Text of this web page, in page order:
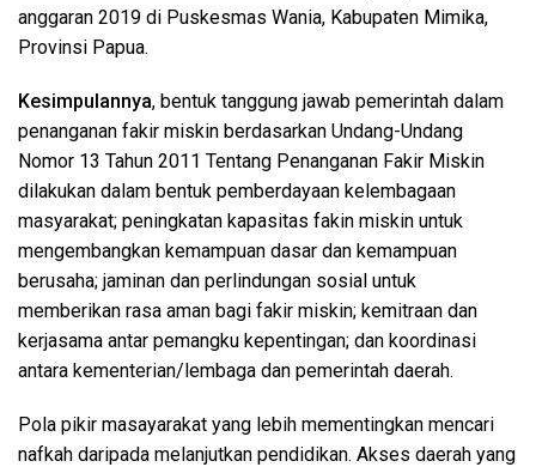
anggaran 2019 di Puskesmas Wania, Kabupaten Mimika,
Provinsi Papua.
Kesimpulannya, bentuk tanggung jawab pemerintah dalam
penanganan fakir miskin berdasarkan Undang-Undang
Nomor 13 Tahun 2011 Tentang Penanganan Fakir Miskin
dilakukan dalam bentuk pemberdayaan kelembagaan
masyarakat; peningkatan kapasitas fakin miskin untuk
mengembangkan kemampuan dasar dan kemampuan
berusaha; jaminan dan perlindungan sosial untuk
memberikan rasa aman bagi fakir miskin; kemitraan dan
kerjasama antar pemangku kepentingan; dan koordinasi
antara kementerian/lembaga dan pemerintah daerah.
Pola pikir masayarakat yang lebih mementingkan mencari
nafkah daripada melanjutkan pendidikan. Akses daerah yang